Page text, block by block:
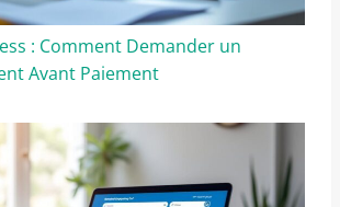
: Comment Demander un
Avant Paiement